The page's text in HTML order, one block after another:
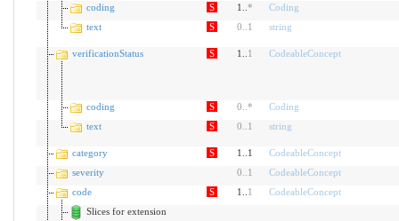
coding
S 1.. *
Coding
text
S 0 1 string
verificationStatus S 1.. 1 CodeableConcept
coding S 0 *
Coding
text
S 0 1 string
category S 1..1
CodeableConcept
severity
0 1
CodeableConcept
code
S 1.. 1
CodeableConcept
Slices for extension